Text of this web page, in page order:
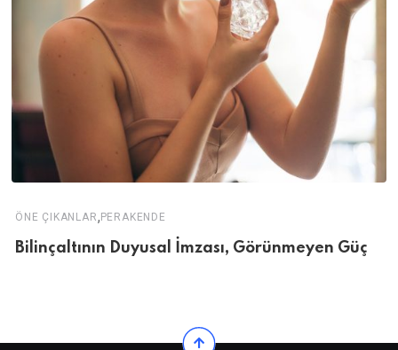
ÖNE ÇIKANLAR, PERAKENDE
Bilinçaltının Duyusal İmzası, Görünmeyen Güç